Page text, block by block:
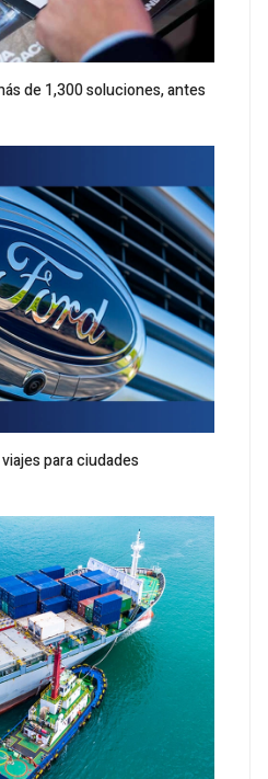
de 1,300 soluciones, antes
para ciudades